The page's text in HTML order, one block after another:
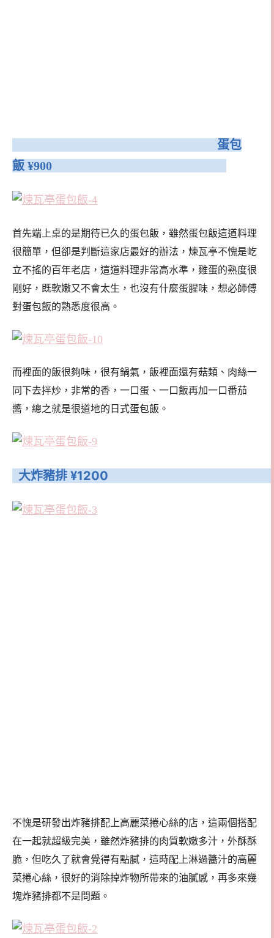
蛋包
飯 ¥900
首先端上桌的是期待已久的蛋包飯，雖然蛋包飯這道料理
很簡單，但卻是判斷這家店最好的辦法，煉瓦亭不愧是屹
立不搖的百年老店，這道料理非常高水準，雞蛋的熟度很
剛好，既軟嫩又不會太生，也沒有什麼蛋腥味，想必師傅
對蛋包飯的熟悉度很高。
而裡面的飯很夠味，很有鍋氣，飯裡面還有菇類、肉絲一
同下去拌炒，非常的香，一口蛋、一口飯再加一口番茄
醬，總之就是很道地的日式蛋包飯。
大炸豬排 ¥1200
不愧是研發出炸豬排配上高麗菜捲心絲的店，這兩個搭配
在一起就超級完美，雖然炸豬排的肉質軟嫩多汁，外酥酥
脆，但吃久了就會覺得有點膩，這時配上淋過醬汁的高麗
菜捲心絲，很好的消除掉炸物所帶來的油膩感，再多來幾
塊炸豬排都不是問題。